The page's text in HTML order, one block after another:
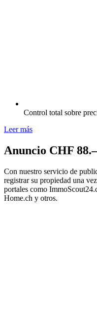
Control total sobre
Leer más
Anuncio CHF
Con nuestro servicio de
registrar su propiedad una
portales como
Home.ch y otros.